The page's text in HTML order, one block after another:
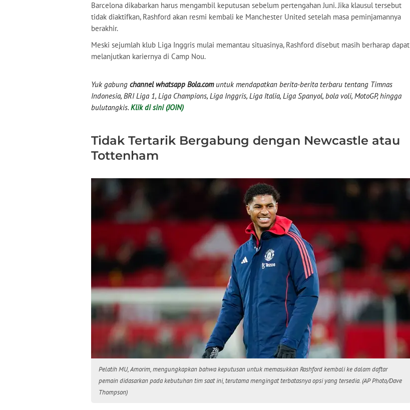
Barcelona dikabarkan harus mengambil keputusan sebelum pertengahan Juni. Jika klausul tersebut
tidak diaktifkan, Rashford akan resmi kembali ke Manchester United setelah masa peminjamannya
berakhir.
Meski sejumlah klub Liga Inggris mulai memantau situasinya, Rashford disebut masih berharap dapat
melanjutkan kariernya di Camp Nou.
Yuk gabung channel whatsapp Bola.comuntuk mendapatkan berita-berita terbaru tentang Timnas
Indonesia, BRI Liga 1, Liga Champions, Liga Inggris, Liga Italia, Liga Spanyol, bola voli, MotoGP, hingga
bulutangkis. Klik di sini (JOIN)
Tidak Tertarik Bergabung dengan Newcastle atau
Tottenham
Pelatih MU, Amorim, mengungkapkan bahwa keputusan untuk memasukkan Rashford kembali ke dalam daftar
pemain didasarkan pada kebutuhan tim saat ini, terutama mengingat terbatasnya opsi yang tersedia. (AP Photo/Dave
Thompson)